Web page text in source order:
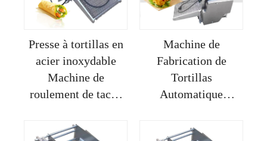
Presse à tortillas en
acier inoxydable
Machine de
roulement de tacos
commerciale Pain
Machine de
Fabrication de
Tortillas
Automatique
Céréalier Rouleau de